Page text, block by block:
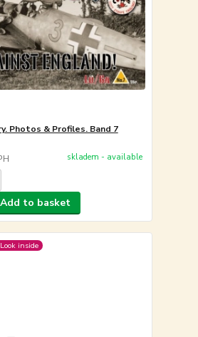
Photos & Profiles. Band 7
skladem - available
to basket
inside